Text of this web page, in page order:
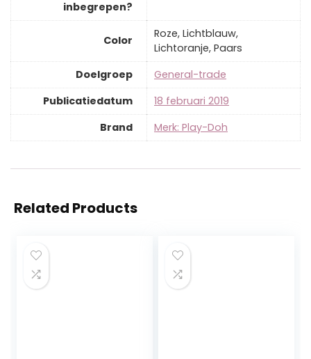
inbegrepen?
Color
‎Roze, Lichtblauw,
Lichtoranje, Paars
Doelgroep
‎General-trade
Publicatiedatum
‎18 februari 2019
Brand
Merk: Play-Doh
Related Products